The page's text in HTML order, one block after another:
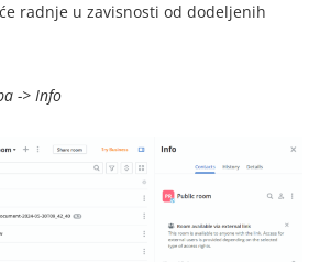
radnje u zavisnosti od dodeljenih
-> Info